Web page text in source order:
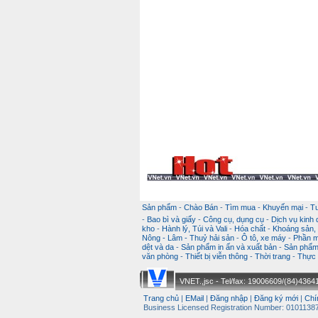
Sản phẩm - Chào Bán - Tìm mua - Khuyến mại -
- Bao bì và giấy - Công cụ, dụng cụ - Dịch vụ kinh
kho - Hành lý, Túi và Vali - Hóa chất - Khoáng
Nông - Lâm - Thuỷ hải sản - Ô tô, xe máy - Phần
dệt và da - Sản phẩm in ấn và xuất bản - Sản
văn phòng - Thiết bị viễn thông - Thời trang - Thực
VNET.,jsc - Tel/fax: 19006609/
Trang chủ
EMail Đăng nhập Đăng ký mới
Business Licensed Registration Number: